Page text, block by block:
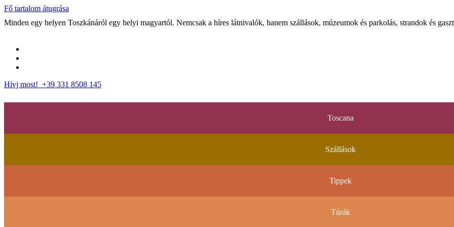
Fő tartalom átugrása
Minden egy helyen Toszkánáról egy helyi magyartól. Nemcsak a híres látnivalók, hanem szállások, múzeumok és parkolás, strandok és
Hívj most! +39 331 8508 145
Toscana
Szállások
Tippek
Túrák